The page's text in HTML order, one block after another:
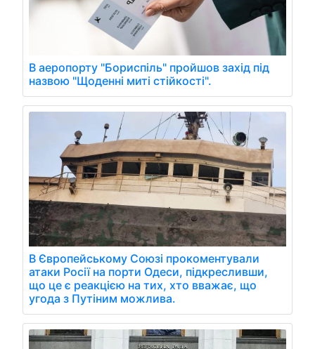
В аеропорту "Бориспіль" пройшов захід під
назвою "Щоденні миті стійкості".
В Європейському Союзі прокоментували
атаки Росії на порти Одеси, підкресливши,
що це є реакцією на тих, хто вважає, що
угода з Путіним можлива.